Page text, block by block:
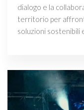
dialogo e la
territorio per
soluzioni sostenibili